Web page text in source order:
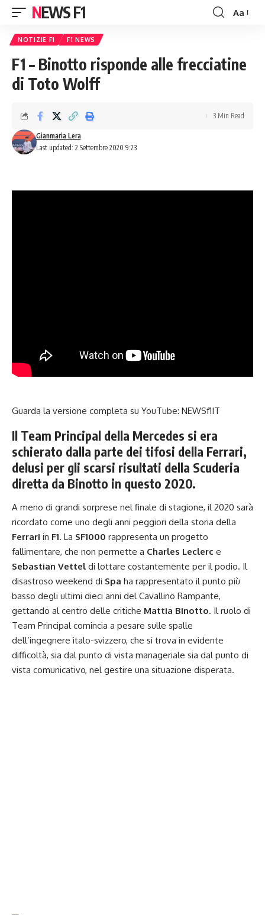
NEWS F1
Font
Aa
NOTIZIE F1 F1 NEWS
F1 – Binotto risponde alle frecciatine
di Toto Wolff
Last updated: 2 Settembre 2020 9:23
Gianmaria Lera
3 Min Read
Guarda la versione completa su YouTube: NEWSf1IT
Il Team Principal della Mercedes si era
schierato dalla parte dei tifosi della Ferrari,
delusi per gli scarsi risultati della Scuderia
diretta da Binotto in questo 2020.
A meno di grandi sorprese nel finale di stagione, il 2020 sarà
ricordato come uno degli anni peggiori della storia della
Ferrari in F1. La SF1000 rappresenta un progetto
fallimentare, che non permette a Charles Leclerc e
Sebastian Vettel di lottare costantemente per il podio. Il
disastroso weekend di Spa ha rappresentato il punto più
basso degli ultimi dieci anni del Cavallino Rampante,
gettando al centro delle critiche Mattia Binotto. Il ruolo di
Team Principal comincia a pesare sulle spalle
dell’ingegnere italo-svizzero, che si trova in evidente
difficoltà, sia dal punto di vista manageriale sia dal punto di
vista comunicativo, nel gestire una situazione disperata.